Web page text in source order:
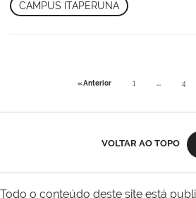
CAMPUS ITAPERUNA
« Anterior 1 ... 4
VOLTAR AO TOPO
Todo o conteúdo deste site está